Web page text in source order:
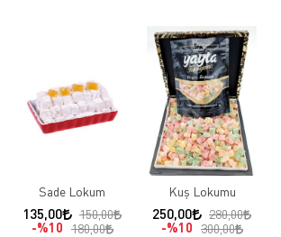
Sade Lokum
135,00
150,00
%10 180,00
Kuş Lokumu
250,00
280,00
%10 300,00